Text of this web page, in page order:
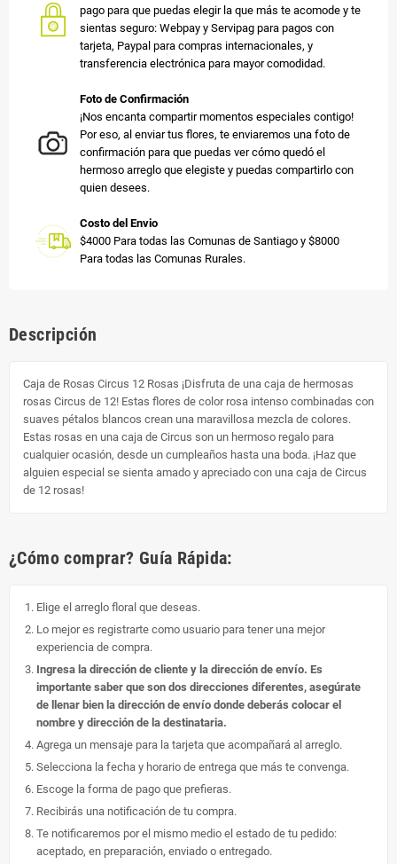
pago para que puedas elegir la que más te acomode y te
sientas seguro: Webpay y Servipag para pagos con
tarjeta, Paypal para compras internacionales, y
transferencia electrónica para mayor comodidad.
Foto de Confirmación
¡Nos encanta compartir momentos especiales contigo!
Por eso, al enviar tus flores, te enviaremos una foto de
confirmación para que puedas ver cómo quedó el
hermoso arreglo que elegiste y puedas compartirlo con
quien desees.
Costo del Envio
$4000 Para todas las Comunas de Santiago y $8000
Para todas las Comunas Rurales.
Descripción
Caja de Rosas Circus 12 Rosas ¡Disfruta de una caja de hermosas
rosas Circus de 12! Estas flores de color rosa intenso combinadas con
suaves pétalos blancos crean una maravillosa mezcla de colores.
Estas rosas en una caja de Circus son un hermoso regalo para
cualquier ocasión, desde un cumpleaños hasta una boda. ¡Haz que
alguien especial se sienta amado y apreciado con una caja de Circus
de 12 rosas!
¿Cómo comprar? Guía Rápida:
Elige el arreglo floral que deseas.
Lo mejor es registrarte como usuario para tener una mejor
experiencia de compra.
Ingresa la dirección de cliente y la dirección de envío. Es
importante saber que son dos direcciones diferentes, asegúrate
de llenar bien la dirección de envío donde deberás colocar el
nombre y dirección de la destinataria.
Agrega un mensaje para la tarjeta que acompañará al arreglo.
Selecciona la fecha y horario de entrega que más te convenga.
Escoge la forma de pago que prefieras.
Recibirás una notificación de tu compra.
Te notificaremos por el mismo medio el estado de tu pedido:
aceptado, en preparación, enviado o entregado.